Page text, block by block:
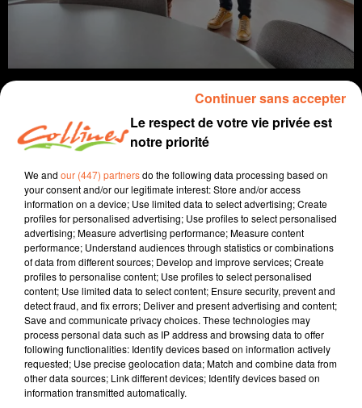
info
10 septembre 2024 - 15 min 6 sec
JOURNAL DU MARDI 13 SEPTEMBRE (MIDI)
Fabien Gazeau
L'info près de chez vous
Présenté par Fabien Gazeau
- Le Tribunal de Commerce a prononcé la liquidation de
la SA Chamois niortais.
- Des parcelles viticoles touchées par la grêle le week-
end dernier dans le Thouarsais.
- Le projet de réhabilitation du Petit Séminaire de
Le respect de votre vie privée est
notre priorité
We and our (447) partnersdo the following data processing based on
your consent and/or our legitimate interest: Store and/or access
information on a device; Use limited data to select advertising; Create
profiles for personalised advertising; Use profiles to select personalised
advertising; Measure advertising performance; Measure content
performance; Understand audiences through statistics or combinations
of data from different sources; Develop and improve services; Create
profiles to personalise content; Use profiles to select personalised
content; Use limited data to select content; Ensure security, prevent and
detect fraud, and fix errors; Deliver and present advertising and content;
Save and communicate privacy choices. These technologies may
process personal data such as IP address and browsing data to offer
following functionalities: Identify devices based on information actively
requested; Use precise geolocation data; Match and combine data from
other data sources; Link different devices; Identify devices based on
information transmitted automatically.
Continuer sans accepter